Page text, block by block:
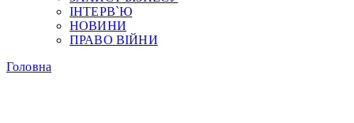
ІНТЕРВ`Ю
НОВИНИ
ПРАВО ВІЙНИ
Головна